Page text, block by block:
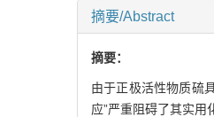
摘要/Abstract
摘要：
由于正极活性物质硫
应”严重阻碍了其实